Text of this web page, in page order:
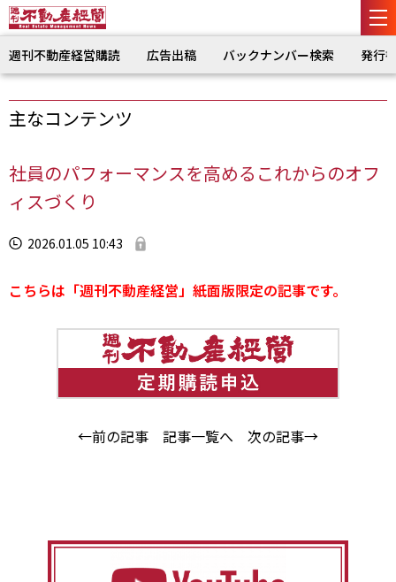
週刊不動産経営購読 広告出稿 バックナンバー検索 発行
主なコンテンツ
社員のパフォーマンスを高めるこれからのオフ
ィスづくり
2026.01.05 10:43
こちらは「週刊不動産経営」紙面版限定の記事です。
←前の記事 記事一覧へ 次の記事→